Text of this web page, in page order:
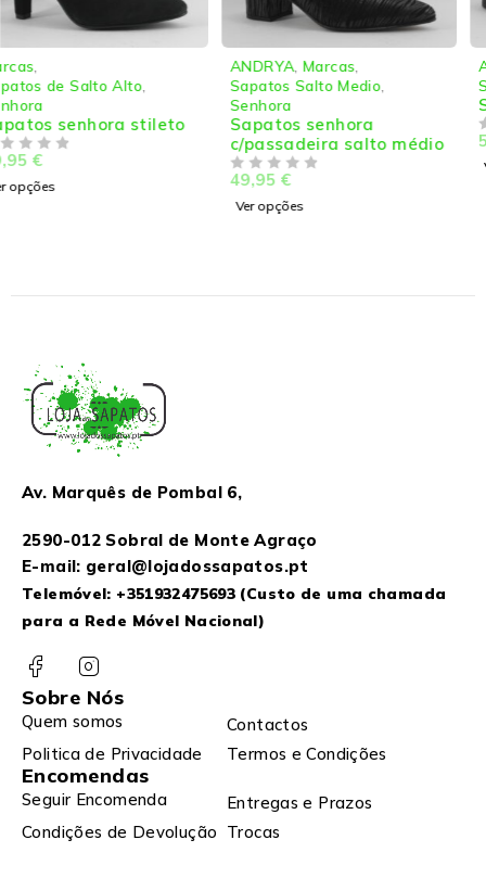
ANDRYA
Sapatos Salto Medio
Senhora
Sapatos senhora
c/passadeira salto médio
49,95
ANDRYA,Marcas
Sapatos Rasos,Senhora
Sapatos senhora rasos
59,95€
Ver opções
Av. Marquês de Pombal 6,
2590-012 Sobral de Monte Agraço
E-mail: geral@lojadossapatos.pt
Telemóvel: +351932475693 (Custo de uma chamada
para a Rede Móvel Nacional)
Sobre Nós
Quem somos
Contactos
Politica de Privacidade
Termos e Condições
Encomendas
Seguir Encomenda
Entregas e Prazos
Condições de Devolução Trocas